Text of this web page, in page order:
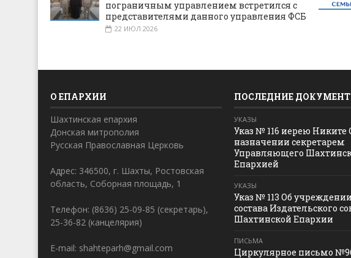
пограничным управлением встретился с
представителями данного управления ФСБ
22 ИЮЛ 2026
О ЕПАРХИИ
Шахтинская епархия
Донская митрополия
Русская Православная Церковь
Адрес: 346500, г. Шахты, Ростовская
область, Соборная площадь, 1
Телефон: (8636) 25-09-85 (секретарь),
25-36-82 (канцелярия)
E-mail: shahteparh@gmail.com
ПОСЛЕДНИЕ
УКАЗЫ
Указ № 116 иерею Никите
назначении секретарем
Управляющего
Епархией
УКАЗЫ
Указ № 113 Об
состава Издательского
Шахтинской Епархии
ПИСЬМА
Циркулярное письмо